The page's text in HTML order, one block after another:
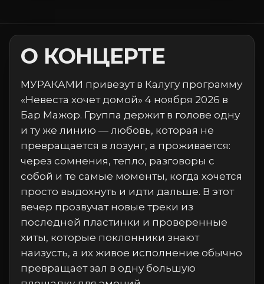
О КОНЦЕРТЕ
МУРАКАМИ привезут в Калугу программу
«Невеста хочет домой» 4 ноября 2026 в
Бар Мажор. Группа держит в голове одну
и ту же линию — любовь, которая не
превращается в лозунг, а проживается:
через сомнения, тепло, разговоры с
собой и те самые моменты, когда хочется
просто выдохнуть и идти дальше. В этот
вечер прозвучат новые треки из
последней пластинки и проверенные
хиты, которые поклонники знают
наизусть, а их живое исполнение обычно
превращает зал в одну большую